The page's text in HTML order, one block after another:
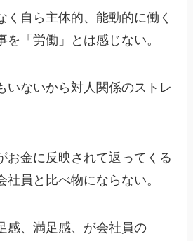
く自ら主体的、能動的に働く
を「労働」とは感じない。
いないから対人関係のストレ
お金に反映されて返ってくる
社員と比べ物にならない。
感、満足感、が会社員の